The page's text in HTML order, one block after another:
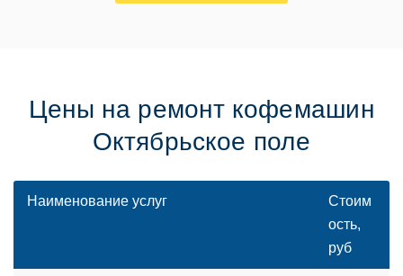
Цены на ремонт кофемашин
Октябрьское поле
Наименование услуг
Стоим
ость,
руб